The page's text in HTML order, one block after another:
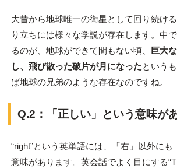
大昔から地球唯一の衛星として回り続け
り立ちには様々な学説が存在します。中
るのが、地球ができて間もない頃、
巨大
し、飛び散った破片が月になったという
ば地球の兄弟のような存在なのですね。
Q.2：「正しい」という意味が
“right”という英単語には、「右」以外にも
意味があります。英会話でよく目にする